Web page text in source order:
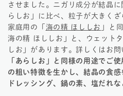
させました。ニガリ成分が結晶
らしお」に比べ、粒子が大きくざ
家庭用の「 海の精 ほししお 」と
海の精 ほししお」と、ウェット
しお」があります。詳しくはお問
「あらしお」と同様の用途でご
の粗い特徴を生かし、結晶の食
ドレッシング、鍋の素、塩だれな